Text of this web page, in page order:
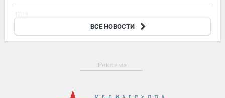
«Герани» поразили логистический центр «Рабен Украина» под
ВСЕ НОВОСТИ
Реклама